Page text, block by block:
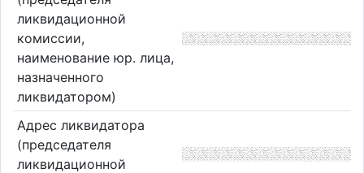
ликвидационной
комиссии,
наименование юр. лица,
назначенного
ликвидатором)
Адрес ликвидатора
(председателя
ликвидационной